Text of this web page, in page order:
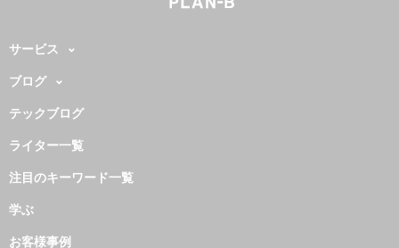
サービス
ブログ
テックブログ
ライター一覧
注目のキーワード一覧
学ぶ
お客様事例